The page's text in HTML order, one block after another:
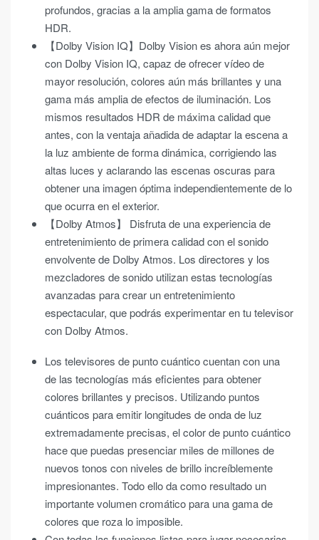
profundos, gracias a la amplia gama de formatos
HDR.
【Dolby Vision IQ】Dolby Vision es ahora aún mejor
con Dolby Vision IQ, capaz de ofrecer vídeo de
mayor resolución, colores aún más brillantes y una
gama más amplia de efectos de iluminación. Los
mismos resultados HDR de máxima calidad que
antes, con la ventaja añadida de adaptar la escena a
la luz ambiente de forma dinámica, corrigiendo las
altas luces y aclarando las escenas oscuras para
obtener una imagen óptima independientemente de lo
que ocurra en el exterior.
【Dolby Atmos】 Disfruta de una experiencia de
entretenimiento de primera calidad con el sonido
envolvente de Dolby Atmos. Los directores y los
mezcladores de sonido utilizan estas tecnologías
avanzadas para crear un entretenimiento
espectacular, que podrás experimentar en tu televisor
con Dolby Atmos.
Los televisores de punto cuántico cuentan con una
de las tecnologías más eficientes para obtener
colores brillantes y precisos. Utilizando puntos
cuánticos para emitir longitudes de onda de luz
extremadamente precisas, el color de punto cuántico
hace que puedas presenciar miles de millones de
nuevos tonos con niveles de brillo increíblemente
impresionantes. Todo ello da como resultado un
importante volumen cromático para una gama de
colores que roza lo imposible.